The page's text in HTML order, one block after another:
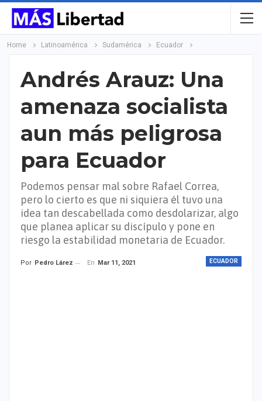
Home Latinoamérica Sudamérica Ecuador
Andrés Arauz: Una
amenaza socialista
aun más peligrosa
para Ecuador
Podemos pensar mal sobre Rafael Correa,
pero lo cierto es que ni siquiera él tuvo una
idea tan descabellada como desdolarizar, algo
que planea aplicar su discípulo y pone en
riesgo la estabilidad monetaria de Ecuador.
ECUADOR
Por Pedro Lárez En Mar 11, 2021